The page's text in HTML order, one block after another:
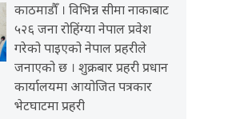
काठमाडौँ । विभिन्न सीमा नाकाबाट
५२६ जना रोहिंग्या नेपाल प्रवेश
गरेको पाइएको नेपाल प्रहरीले
जनाएको छ । शुक्रबार प्रहरी प्रधान
कार्यालयमा आयोजित पत्रकार
भेटघाटमा प्रहरी